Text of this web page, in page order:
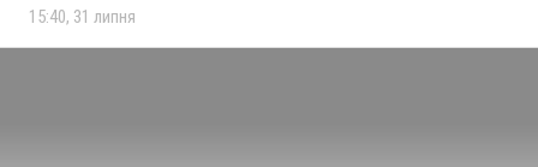
15:40, 31 липня